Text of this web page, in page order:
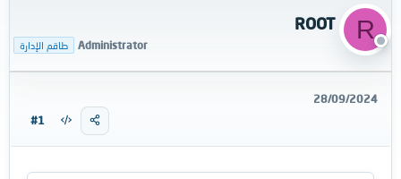
د
ئ
ا
ل
م
ض
ي
ل
د
R
ROOT
Administrator طاقم الإدارة
28/09/2024
#1